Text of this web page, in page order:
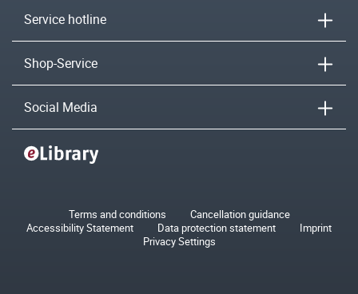
Service hotline
Shop-Service
Social Media
Terms and conditions
Cancellation guidance
Accessibility Statement
Data protection statement
Imprint
Privacy Settings